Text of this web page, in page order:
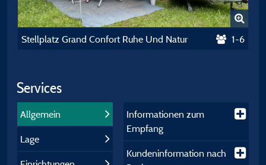
Stellplatz Grand Confort Ruhe Und Natur 1-6
Services
Allgemein
Lage
Informationen zum
Empfang
Kundeninformation nach